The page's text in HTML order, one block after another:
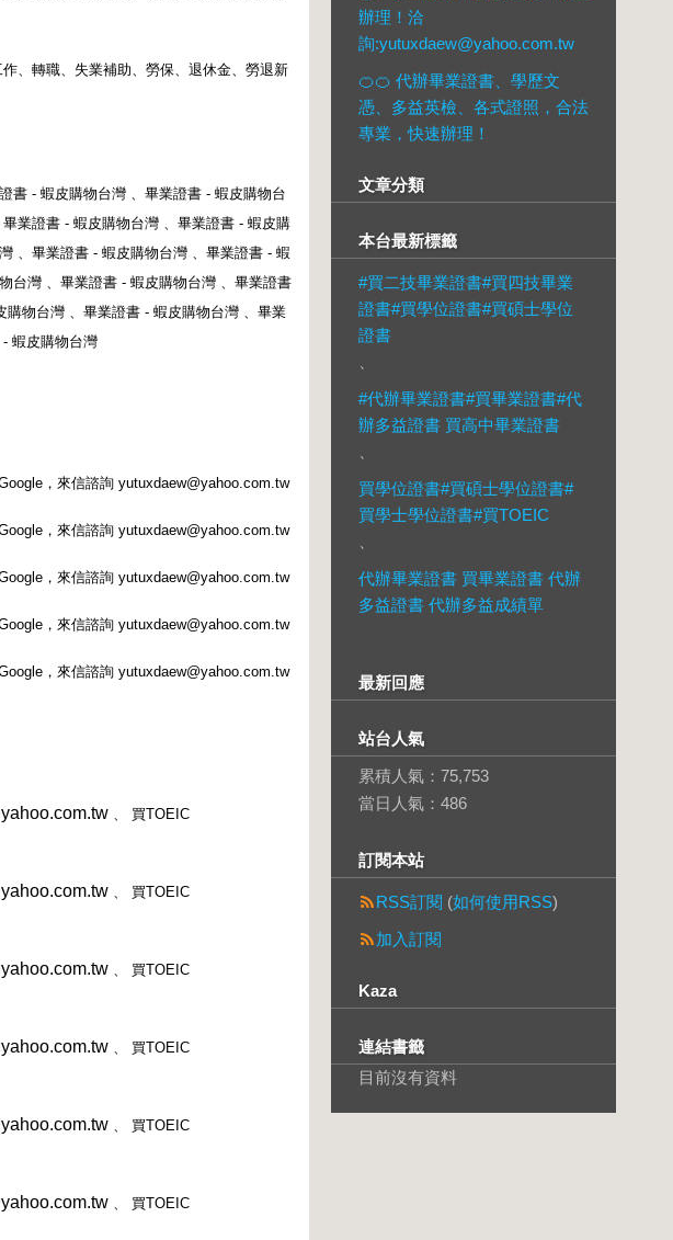
作、轉職、失業補助、勞保、退休金、勞退新
書 - 蝦皮購物台灣 、 畢業證書 - 蝦皮購物台
畢業證書 - 蝦皮購物台灣 、 畢業證書 - 蝦皮購
、 畢業證書 - 蝦皮購物台灣 、 畢業證書 - 蝦
台灣 、 畢業證書 - 蝦皮購物台灣 、 畢業證書
購物台灣 、 畢業證書 - 蝦皮購物台灣 、 畢業
- 蝦皮購物台灣
， 來信諮詢 yutuxdaew@yahoo.com.tw
， 來信諮詢 yutuxdaew@yahoo.com.tw
， 來信諮詢 yutuxdaew@yahoo.com.tw
， 來信諮詢 yutuxdaew@yahoo.com.tw
， 來信諮詢 yutuxdaew@yahoo.com.tw
、 買TOEIC
、 買TOEIC
、 買TOEIC
、 買TOEIC
、 買TOEIC
、 買TOEIC
辦理！洽
詢:yutuxdaew@yahoo.com.tw
🍊🍊 代辦畢業證書、學歷文
憑、多益英檢、各式證照，合法
專業，快速辦理！
文章分類
本台最新標籤
#買二技畢業證書#買四技畢業
證書#買學位證書#買碩士學位
證書
#代辦畢業證書#買畢業證書#代
辦多益證書 買高中畢業證書
買學位證書#買碩士學位證書#
買學士學位證書#買TOEIC
代辦畢業證書 買畢業證書 代辦
多益證書 代辦多益成績單
最新回應
站台人氣
累積人氣： 75,753
當日人氣： 486
訂閱本站
RSS訂閱 (如何使用RSS)
加入訂閱
Kaza
連結書籤
目前沒有資料